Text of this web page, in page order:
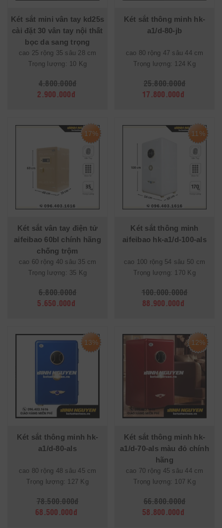
Két sắt mini vân tay kd25s
cài đặt 30 vân tay nội thất
bọc da sang trọng
cao 25 rộng 35 sâu 28 cm
Trọng lượng: 10 Kg
4.800.000đ
2.900.000đ
Két sắt thông minh hk-
a1/d-80-jb
cao 80 rộng 47 sâu 44 cm
Trọng lượng: 124 Kg
25.800.000đ
17.800.000đ
17%
Két sắt vân tay điện tử
aifeibao 60bl chính hãng
chống trộm
cao 60 rộng 40 sâu 35 cm
Trọng lượng: 35 Kg
6.800.000đ
5.650.000đ
11%
Két sắt thông minh
aifeibao hk-a1/d-100-als
cao 100 rộng 54 sâu 50 cm
Trọng lượng: 170 Kg
100.000.000đ
88.900.000đ
13%
Két sắt thông minh hk-
a1/d-80-als
cao 80 rộng 48 sâu 45 cm
Trọng lượng: 127 Kg
78.500.000đ
68.500.000đ
12%
Két sắt thông minh hk-
a1/d-70-als màu đỏ chính
hãng
cao 70 rộng 45 sâu 44 cm
Trọng lượng: 107 Kg
66.800.000đ
58.800.000đ